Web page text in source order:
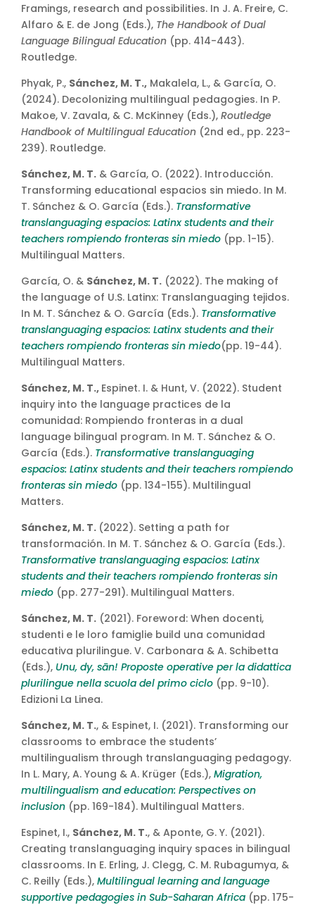
Framings, research and possibilities. In J. A. Freire, C.
Alfaro & E. de Jong (Eds.), The Handbook of Dual
Language Bilingual Education (pp. 414-443).
Routledge.
Phyak, P., Sánchez, M. T., Makalela, L., & García, O.
(2024). Decolonizing multilingual pedagogies. In P.
Makoe, V. Zavala, & C. McKinney (Eds.), Routledge
Handbook of Multilingual Education (2nd ed., pp. 223-
239). Routledge.
Sánchez, M. T. & García, O. (2022). Introducción.
Transforming educational espacios sin miedo. In M.
T. Sánchez & O. García (Eds.). Transformative
translanguaging espacios: Latinx students and their
teachers rompiendo fronteras sin miedo (pp. 1-15).
Multilingual Matters.
García, O. & Sánchez, M. T. (2022). The making of
the language of U.S. Latinx: Translanguaging tejidos.
In M. T. Sánchez & O. García (Eds.). Transformative
translanguaging espacios: Latinx students and their
teachers rompiendo fronteras sin miedo(pp. 19-44).
Multilingual Matters.
Sánchez, M. T., Espinet. I. & Hunt, V. (2022). Student
inquiry into the language practices de la
comunidad: Rompiendo fronteras in a dual
language bilingual program. In M. T. Sánchez & O.
García (Eds.). Transformative translanguaging
espacios: Latinx students and their teachers rompiendo
fronteras sin miedo (pp. 134-155). Multilingual
Matters.
Sánchez, M. T. (2022). Setting a path for
transformación. In M. T. Sánchez & O. García (Eds.).
Transformative translanguaging espacios: Latinx
students and their teachers rompiendo fronteras sin
miedo (pp. 277-291). Multilingual Matters.
Sánchez, M. T. (2021). Foreword: When docenti,
studenti e le loro famiglie build una comunidad
educativa plurilingue. V. Carbonara & A. Schibetta
(Eds.), Unu, dy, sān! Proposte operative per la didattica
plurilingue nella scuola del primo ciclo (pp. 9-10).
Edizioni La Linea.
Sánchez, M. T., & Espinet, I. (2021). Transforming our
classrooms to embrace the students’
multilingualism through translanguaging pedagogy.
In L. Mary, A. Young & A. Krüger (Eds.), Migration,
multilingualism and education: Perspectives on
inclusion (pp. 169-184). Multilingual Matters.
Espinet, I., Sánchez, M. T., & Aponte, G. Y. (2021).
Creating translanguaging inquiry spaces in bilingual
classrooms. In E. Erling, J. Clegg, C. M. Rubagumya, &
C. Reilly (Eds.), Multilingual learning and language
supportive pedagogies in Sub-Saharan Africa (pp. 175-